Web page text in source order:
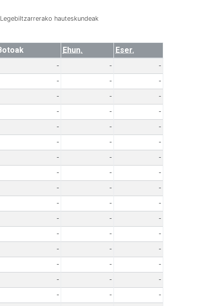
hauteskundeak
Ehun.
Eser.
- -
-
- -
-
- -
-
- -
-
- -
-
- -
-
- -
-
- -
-
- -
-
- -
-
- -
-
- -
-
- -
-
- -
-
- -
-
- -
-